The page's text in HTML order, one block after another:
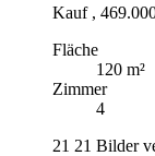
Kauf ,
Fläche
120 m²
Zimmer
4
21 21 Bilder